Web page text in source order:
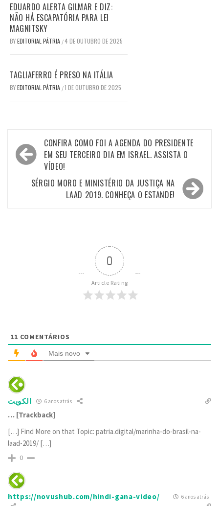
EDUARDO ALERTA GILMAR E DIZ:
NÃO HÁ ESCAPATÓRIA PARA LEI
MAGNITSKY
BYEDITORIAL PÁTRIA /4 DE OUTUBRO DE 2025
TAGLIAFERRO É PRESO NA ITÁLIA
BYEDITORIAL PÁTRIA /1 DE OUTUBRO DE 2025
Navegação
de
Post
CONFIRA COMO FOI A AGENDA DO PRESIDENTE
EM SEU TERCEIRO DIA EM ISRAEL. ASSISTA O
VÍDEO!
SÉRGIO MORO E MINISTÉRIO DA JUSTIÇA NA
LAAD 2019. CONHEÇA O ESTANDE!
0
Article Rating
11 COMENTÁRIOS
Mais novo
الكويت 6 anos atrás
… [Trackback]
[…] Find More on that Topic: patria.digital/marinha-do-brasil-na-
laad-2019/ […]
0
https://novushub.com/hindi-gana-video/ 6 anos atrás